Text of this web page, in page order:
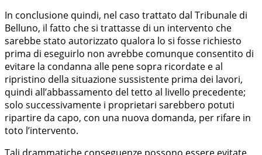
In conclusione quindi, nel caso trattato dal Tribunale di
Belluno, il fatto che si trattasse di un intervento che
sarebbe stato autorizzato qualora lo si fosse richiesto
prima di eseguirlo non avrebbe comunque consentito di
evitare la condanna alle pene sopra ricordate e al
ripristino della situazione sussistente prima dei lavori,
quindi all’abbassamento del tetto al livello precedente;
solo successivamente i proprietari sarebbero potuti
ripartire da capo, con una nuova domanda, per rifare in
toto l’intervento.